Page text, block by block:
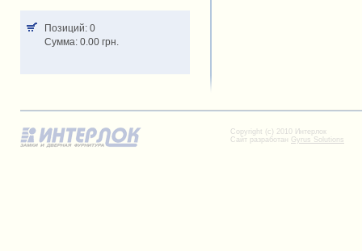
Позиций: 0
Cумма: 0.00 грн.
Copyright (c) 2010 Интерлок
Сайт разработан Gyrus Solutions